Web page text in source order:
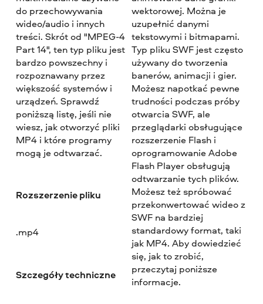
do przechowywania
wideo/audio i innych
treści. Skrót od "MPEG-4
Part 14", ten typ pliku jest
bardzo powszechny i
rozpoznawany przez
większość systemów i
urządzeń. Sprawdź
poniższą listę, jeśli nie
wiesz, jak otworzyć pliki
MP4 i które programy
mogą je odtwarzać.
Rozszerzenie pliku
.mp4
Szczegóły techniczne
wektorowej. Można je
uzupełnić danymi
tekstowymi i bitmapami.
Typ pliku SWF jest często
używany do tworzenia
banerów, animacji i gier.
Możesz napotkać pewne
trudności podczas próby
otwarcia SWF, ale
przeglądarki obsługujące
rozszerzenie Flash i
oprogramowanie Adobe
Flash Player obsługują
odtwarzanie tych plików.
Możesz też spróbować
przekonwertować wideo z
SWF na bardziej
standardowy format, taki
jak MP4. Aby dowiedzieć
się, jak to zrobić,
przeczytaj poniższe
informacje.